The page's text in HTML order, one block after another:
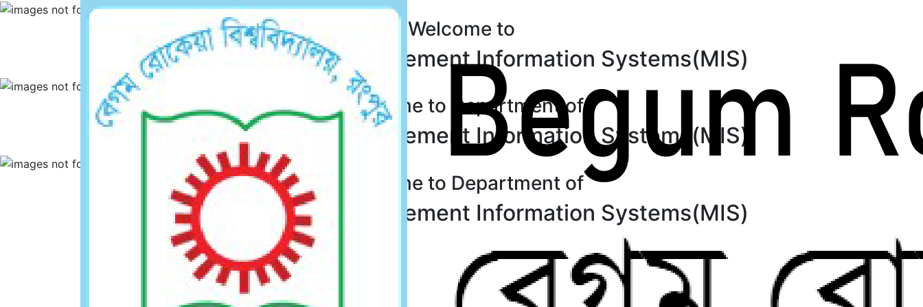
Welcome to
Department of Management Information Systems(MIS)
Welcome to Department of
Department of Management Information Systems(MIS)
Welcome to Department of
Department of Management Information Systems(MIS)